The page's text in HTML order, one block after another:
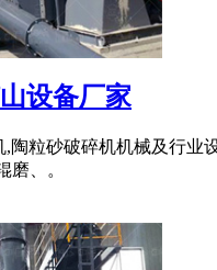
设备厂家
陶粒砂破碎机机械及行
磨、。